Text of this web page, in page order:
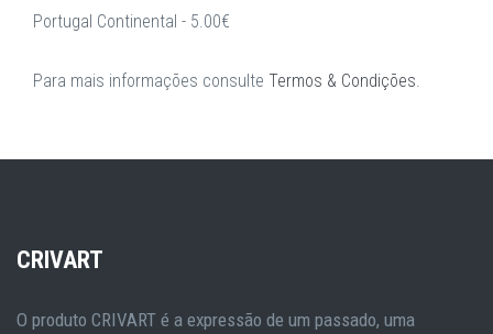
Portugal Continental - 5.00€
Para mais informações consulte Termos & Condições.
CRIVART
O produto CRIVART é a expressão de um passado, uma